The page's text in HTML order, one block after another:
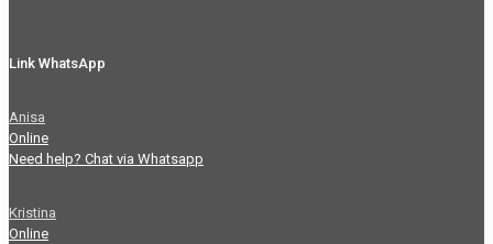
Link WhatsApp
Anisa
Online
Need help? Chat via Whatsapp
Kristina
Online